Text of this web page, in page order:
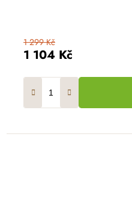
1 104 Kč
1 299 Kč